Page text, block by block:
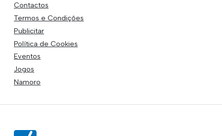
Contactos
Termos e Condições
Publicitar
Política de Cookies
Eventos
Jogos
Namoro